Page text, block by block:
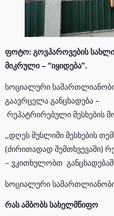
ფოტო: გოვჰაროვების სახლი
მიკრული – “იყიდება”.
სოციალური
გაავრცელა განცხადება –
რეპატრირებული მესხების
,,დღეს მუსლიმი მესხების
(ძირითადად შემთხვევაში)
– ვკითხულობთ
სოციალური
რას ამბობს სახელმწიფო